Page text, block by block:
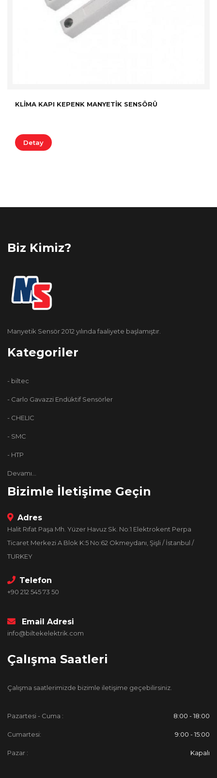
KLIMA KAPI KEPENK MANYETIK SENSÖRÜ
Detay
Biz Kimiz?
Manyetik Sensör 2012 yılında faaliyete başlamıştır.
Kategoriler
- biltec
- Carlo Gavazzi Endüktif Sensörler
- CHELIC
- SMC
- HTP
Devamı...
Bizimle İletişime Geçin
Adres
Halit Rıfat Paşa Mh. Yüzer Havuz Sk. No:1 Elektrokent Perpa
Ticaret Merkezi A Blok K:5 No:62 Okmeydanı, Şişli / İstanbul /
TURKEY
Telefon
+90 212 545 73 50
Email Adresi
info@biltekelektrik.com
Çalışma Saatleri
Çalışma saatlerimizde bizimle iletişime geçebilirsiniz.
Pazartesi - Cuma : 8:00 - 18:00
Cumartesi: 9:00 - 15:00
Pazar : Kapalı